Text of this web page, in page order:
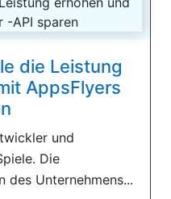
die Leistung
AppsFlyers
und
Die
des Unternehmens...